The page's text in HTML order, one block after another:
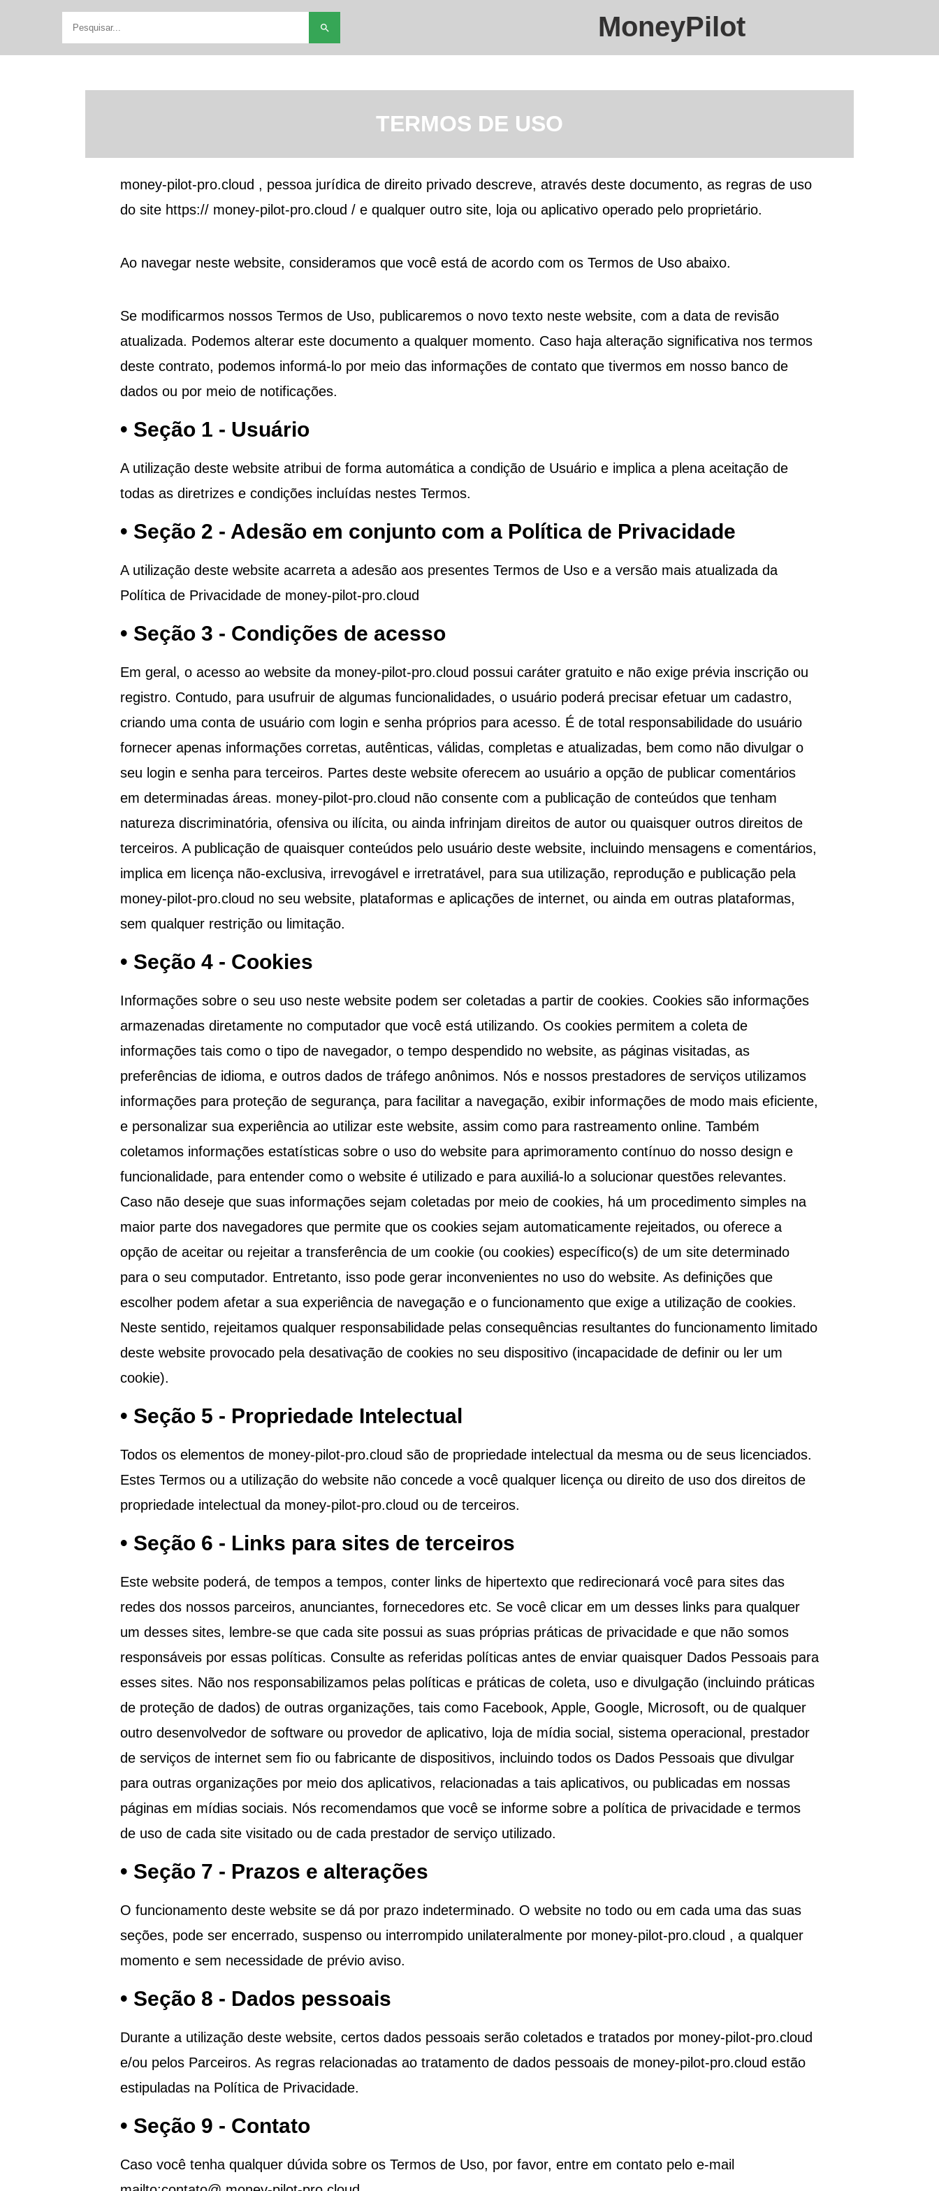
search MoneyPilot
TERMOS DE USO
money-pilot-pro.cloud , pessoa jurídica de direito privado descreve, através deste documento, as regras de uso
do site https:// money-pilot-pro.cloud / e qualquer outro site, loja ou aplicativo operado pelo proprietário.
Ao navegar neste website, consideramos que você está de acordo com os Termos de Uso abaixo.
Se modificarmos nossos Termos de Uso, publicaremos o novo texto neste website, com a data de revisão
atualizada. Podemos alterar este documento a qualquer momento. Caso haja alteração significativa nos termos
deste contrato, podemos informá-lo por meio das informações de contato que tivermos em nosso banco de
dados ou por meio de notificações.
• Seção 1 - Usuário
A utilização deste website atribui de forma automática a condição de Usuário e implica a plena aceitação de
todas as diretrizes e condições incluídas nestes Termos.
• Seção 2 - Adesão em conjunto com a Política de Privacidade
A utilização deste website acarreta a adesão aos presentes Termos de Uso e a versão mais atualizada da
Política de Privacidade de money-pilot-pro.cloud
• Seção 3 - Condições de acesso
Em geral, o acesso ao website da money-pilot-pro.cloud possui caráter gratuito e não exige prévia inscrição ou
registro. Contudo, para usufruir de algumas funcionalidades, o usuário poderá precisar efetuar um cadastro,
criando uma conta de usuário com login e senha próprios para acesso. É de total responsabilidade do usuário
fornecer apenas informações corretas, autênticas, válidas, completas e atualizadas, bem como não divulgar o
seu login e senha para terceiros. Partes deste website oferecem ao usuário a opção de publicar comentários
em determinadas áreas. money-pilot-pro.cloud não consente com a publicação de conteúdos que tenham
natureza discriminatória, ofensiva ou ilícita, ou ainda infrinjam direitos de autor ou quaisquer outros direitos de
terceiros. A publicação de quaisquer conteúdos pelo usuário deste website, incluindo mensagens e comentários,
implica em licença não-exclusiva, irrevogável e irretratável, para sua utilização, reprodução e publicação pela
money-pilot-pro.cloud no seu website, plataformas e aplicações de internet, ou ainda em outras plataformas,
sem qualquer restrição ou limitação.
• Seção 4 - Cookies
Informações sobre o seu uso neste website podem ser coletadas a partir de cookies. Cookies são informações
armazenadas diretamente no computador que você está utilizando. Os cookies permitem a coleta de
informações tais como o tipo de navegador, o tempo despendido no website, as páginas visitadas, as
preferências de idioma, e outros dados de tráfego anônimos. Nós e nossos prestadores de serviços utilizamos
informações para proteção de segurança, para facilitar a navegação, exibir informações de modo mais eficiente,
e personalizar sua experiência ao utilizar este website, assim como para rastreamento online. Também
coletamos informações estatísticas sobre o uso do website para aprimoramento contínuo do nosso design e
funcionalidade, para entender como o website é utilizado e para auxiliá-lo a solucionar questões relevantes.
Caso não deseje que suas informações sejam coletadas por meio de cookies, há um procedimento simples na
maior parte dos navegadores que permite que os cookies sejam automaticamente rejeitados, ou oferece a
opção de aceitar ou rejeitar a transferência de um cookie (ou cookies) específico(s) de um site determinado
para o seu computador. Entretanto, isso pode gerar inconvenientes no uso do website. As definições que
escolher podem afetar a sua experiência de navegação e o funcionamento que exige a utilização de cookies.
Neste sentido, rejeitamos qualquer responsabilidade pelas consequências resultantes do funcionamento limitado
deste website provocado pela desativação de cookies no seu dispositivo (incapacidade de definir ou ler um
cookie).
• Seção 5 - Propriedade Intelectual
Todos os elementos de money-pilot-pro.cloud são de propriedade intelectual da mesma ou de seus licenciados.
Estes Termos ou a utilização do website não concede a você qualquer licença ou direito de uso dos direitos de
propriedade intelectual da money-pilot-pro.cloud ou de terceiros.
• Seção 6 - Links para sites de terceiros
Este website poderá, de tempos a tempos, conter links de hipertexto que redirecionará você para sites das
redes dos nossos parceiros, anunciantes, fornecedores etc. Se você clicar em um desses links para qualquer
um desses sites, lembre-se que cada site possui as suas próprias práticas de privacidade e que não somos
responsáveis por essas políticas. Consulte as referidas políticas antes de enviar quaisquer Dados Pessoais para
esses sites. Não nos responsabilizamos pelas políticas e práticas de coleta, uso e divulgação (incluindo práticas
de proteção de dados) de outras organizações, tais como Facebook, Apple, Google, Microsoft, ou de qualquer
outro desenvolvedor de software ou provedor de aplicativo, loja de mídia social, sistema operacional, prestador
de serviços de internet sem fio ou fabricante de dispositivos, incluindo todos os Dados Pessoais que divulgar
para outras organizações por meio dos aplicativos, relacionadas a tais aplicativos, ou publicadas em nossas
páginas em mídias sociais. Nós recomendamos que você se informe sobre a política de privacidade e termos
de uso de cada site visitado ou de cada prestador de serviço utilizado.
• Seção 7 - Prazos e alterações
O funcionamento deste website se dá por prazo indeterminado. O website no todo ou em cada uma das suas
seções, pode ser encerrado, suspenso ou interrompido unilateralmente por money-pilot-pro.cloud , a qualquer
momento e sem necessidade de prévio aviso.
• Seção 8 - Dados pessoais
Durante a utilização deste website, certos dados pessoais serão coletados e tratados por money-pilot-pro.cloud
e/ou pelos Parceiros. As regras relacionadas ao tratamento de dados pessoais de money-pilot-pro.cloud estão
estipuladas na Política de Privacidade.
• Seção 9 - Contato
Caso você tenha qualquer dúvida sobre os Termos de Uso, por favor, entre em contato pelo e-mail